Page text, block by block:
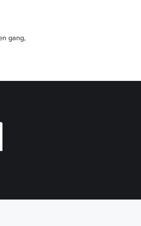
gang,